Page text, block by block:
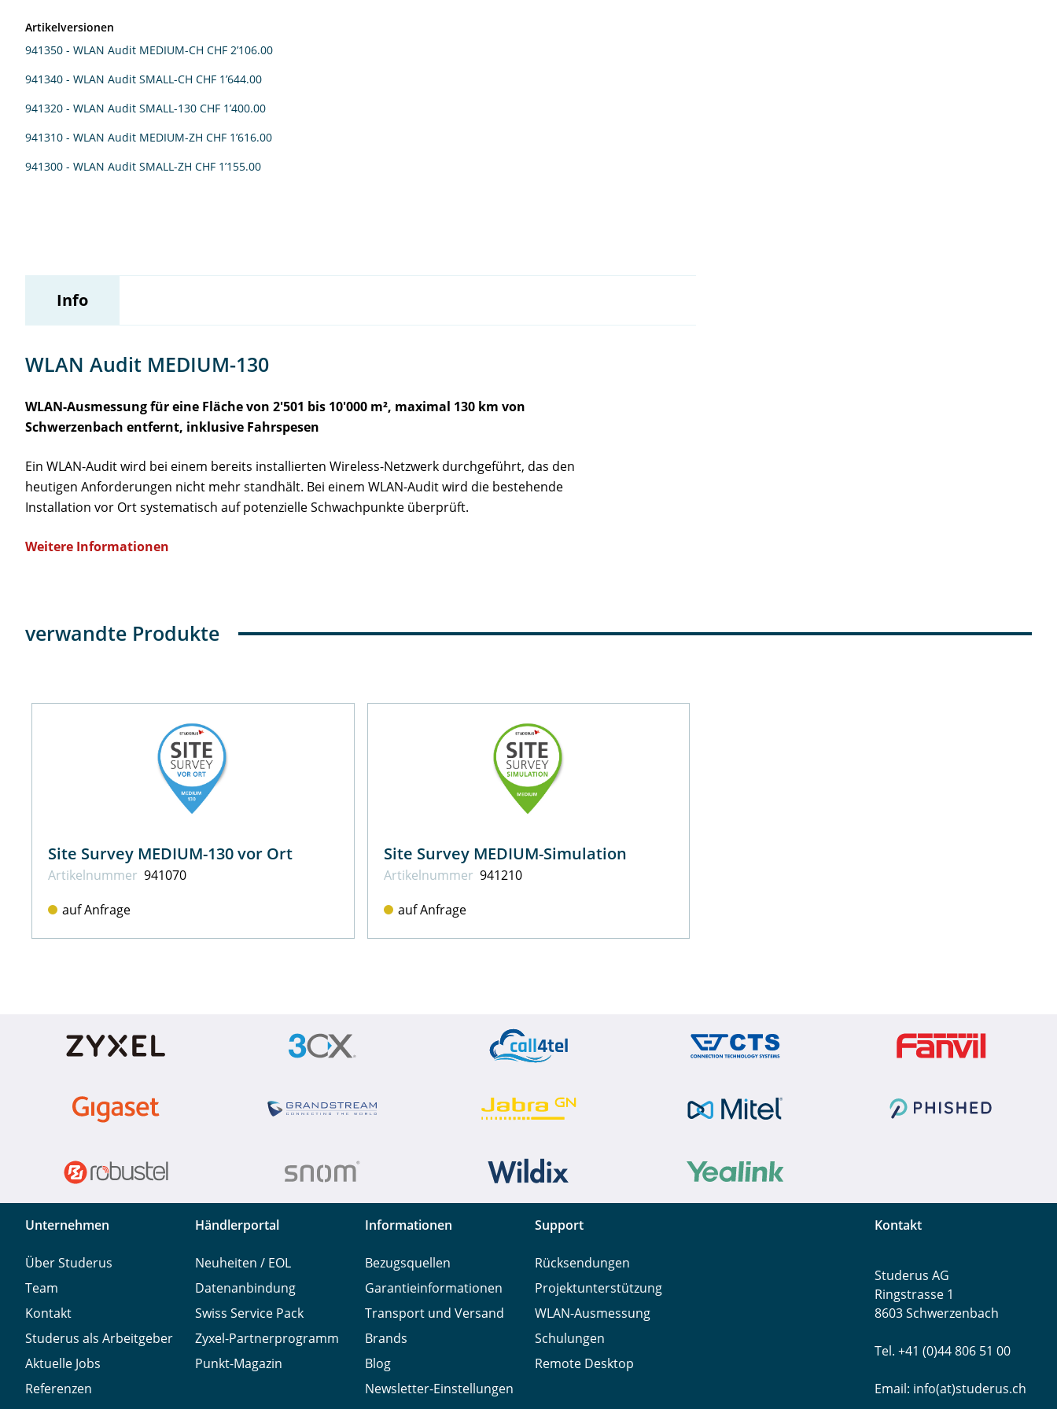
Wildix
Artikelversionen
941350 - WLAN Audit MEDIUM-CH CHF 2’106.00
941340 - WLAN Audit SMALL-CH CHF 1’644.00
941320 - WLAN Audit SMALL-130 CHF 1’400.00
941310 - WLAN Audit MEDIUM-ZH CHF 1’616.00
941300 - WLAN Audit SMALL-ZH CHF 1’155.00
Info
WLAN Audit MEDIUM-130
WLAN-Ausmessung für eine Fläche von 2'501 bis 10'000 m², maximal 130 km von
Schwerzenbach entfernt, inklusive Fahrspesen
Ein WLAN-Audit wird bei einem bereits installierten Wireless-Netzwerk durchgeführt, das den
heutigen Anforderungen nicht mehr standhält. Bei einem WLAN-Audit wird die bestehende
Installation vor Ort systematisch auf potenzielle Schwachpunkte überprüft.
Weitere Informationen
verwandte Produkte
Site Survey MEDIUM-130 vor Ort
Artikel­nummer 941070
auf Anfrage
Site Survey MEDIUM-Simulation
Artikel­nummer 941210
auf Anfrage
Unternehmen
Über Studerus
Team
Kontakt
Studerus als Arbeitgeber
Aktuelle Jobs
Referenzen
Händlerportal
Neuheiten / EOL
Datenanbindung
Swiss Service Pack
Zyxel-Partnerprogramm
Punkt-Magazin
Informationen
Bezugsquellen
Garantieinformationen
Transport und Versand
Brands
Blog
Newsletter-Einstellungen
Support
Rücksendungen
Projektunterstützung
WLAN-Ausmessung
Schulungen
Remote Desktop
Kontakt
Studerus AG
Ringstrasse 1
8603 Schwerzenbach
Tel. +41 (0)44 806 51 00
Email: info(at)studerus.ch